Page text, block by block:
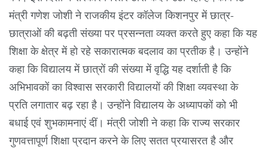
मंत्री गणेश जोशी ने राजकीय इंटर कॉलेज किशनपुर में छात्र-
छात्राओं की बढ़ती संख्या पर प्रसन्नता व्यक्त करते हुए कहा कि यह
शिक्षा के क्षेत्र में हो रहे सकारात्मक बदलाव का प्रतीक है। उन्होंने
कहा कि विद्यालय में छात्रों की संख्या में वृद्धि यह दर्शाती है कि
अभिभावकों का विश्वास सरकारी विद्यालयों की शिक्षा व्यवस्था के
प्रति लगातार बढ़ रहा है। उन्होंने विद्यालय के अध्यापकों को भी
बधाई एवं शुभकामनाएं दीं। मंत्री जोशी ने कहा कि राज्य सरकार
गुणवत्तापूर्ण शिक्षा प्रदान करने के लिए सतत प्रयासरत है और